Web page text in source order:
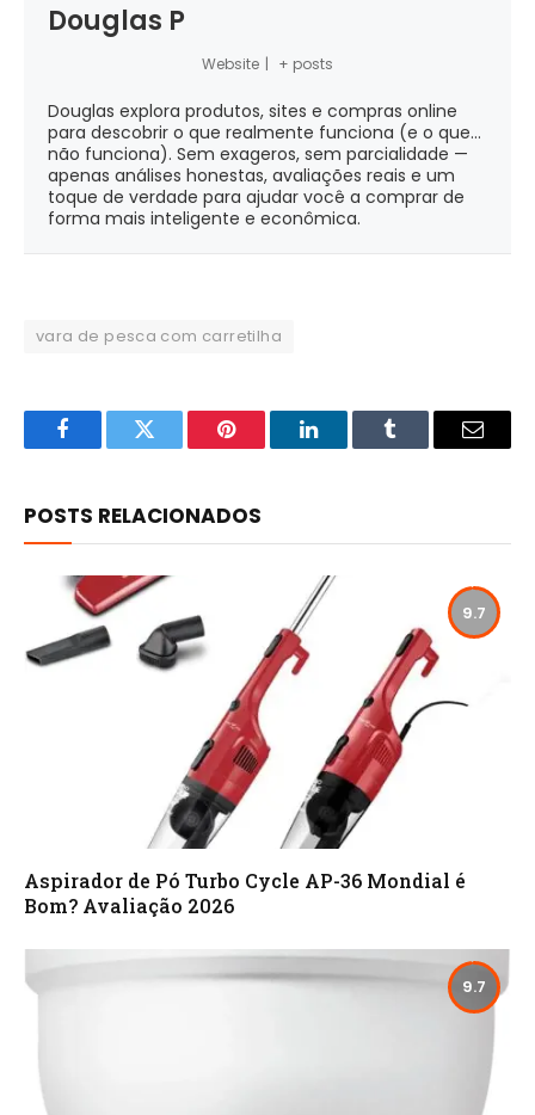
Douglas P
Website | + posts
Douglas explora produtos, sites e compras online
para descobrir o que realmente funciona (e o que...
não funciona). Sem exageros, sem parcialidade —
apenas análises honestas, avaliações reais e um
toque de verdade para ajudar você a comprar de
forma mais inteligente e econômica.
vara de pesca com carretilha
FacebookTwitter Pinterest LinkedInTumblr Email
POSTS RELACIONADOS
9.7
Aspirador de Pó Turbo Cycle AP-36 Mondial é
Bom? Avaliação 2026
9.7